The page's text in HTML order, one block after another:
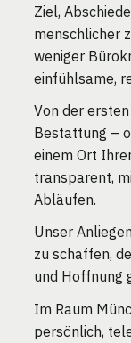
Ziel,
menschlicher
weniger
einfühlsame,
Von der
Bestattung –
einem Ort
transparent,
Abläufen.
Unser
zu schaffen,
und Hoffnung
Im Raum
persönlich,